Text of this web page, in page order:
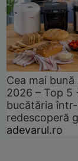
Cea mai
2026 – Top 5
bucătăria
redescoperă
adevarul.ro